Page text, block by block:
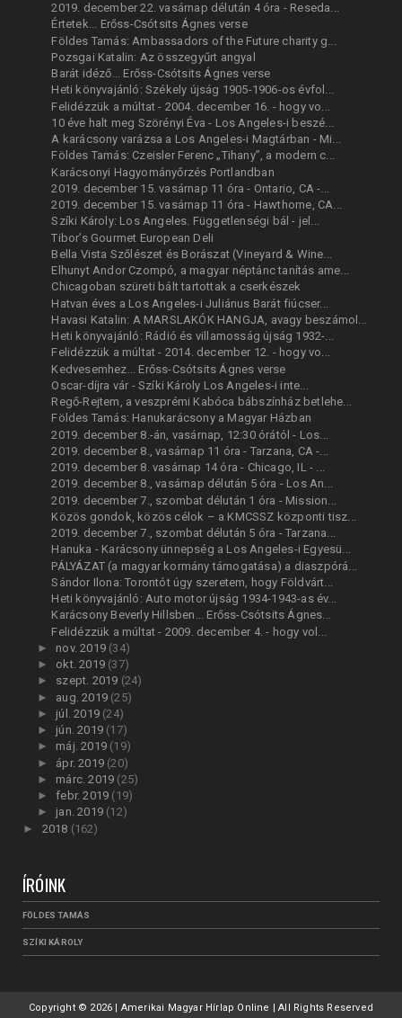
2019. december 22. vasárnap délután 4 óra - Reseda...
Értetek... Erőss-Csótsits Ágnes verse
Földes Tamás: Ambassadors of the Future charity g...
Pozsgai Katalin: Az összegyűrt angyal
Barát idéző... Erőss-Csótsits Ágnes verse
Heti könyvajánló: Székely újság 1905-1906-os évfol...
Felidézzük a múltat - 2004. december 16. - hogy vo...
10 éve halt meg Szörényi Éva - Los Angeles-i beszé...
A karácsony varázsa a Los Angeles-i Magtárban - Mi...
Földes Tamás: Czeisler Ferenc „Tihany”, a modern c...
Karácsonyi Hagyományőrzés Portlandban
2019. december 15. vasárnap 11 óra - Ontario, CA -...
2019. december 15. vasárnap 11 óra - Hawthorne, CA...
Szíki Károly: Los Angeles. Függetlenségi bál - jel...
Tibor’s Gourmet European Deli
Bella Vista Szőlészet és Borászat (Vineyard & Wine...
Elhunyt Andor Czompó, a magyar néptánc tanítás ame...
Chicagoban szüreti bált tartottak a cserkészek
Hatvan éves a Los Angeles-i Juliánus Barát fiúcser...
Havasi Katalin: A MARSLAKÓK HANGJA, avagy beszámol...
Heti könyvajánló: Rádió és villamosság újság 1932-...
Felidézzük a múltat - 2014. december 12. - hogy vo...
Kedvesemhez... Erőss-Csótsits Ágnes verse
Oscar-díjra vár - Szíki Károly Los Angeles-i inte...
Regő-Rejtem, a veszprémi Kabóca bábszínház betlehe...
Földes Tamás: Hanukarácsony a Magyar Házban
2019. december 8.-án, vasárnap, 12:30 órától - Los...
2019. december 8., vasárnap 11 óra - Tarzana, CA -...
2019. december 8. vasárnap 14 óra - Chicago, IL - ...
2019. december 8., vasárnap délután 5 óra - Los An...
2019. december 7., szombat délután 1 óra - Mission...
Közös gondok, közös célok – a KMCSSZ központi tisz...
2019. december 7., szombat délután 5 óra - Tarzana...
Hanuka - Karácsony ünnepség a Los Angeles-i Egyesü...
PÁLYÁZAT (a magyar kormány támogatása) a diaszpórá...
Sándor Ilona: Torontót úgy szeretem, hogy Földvárt...
Heti könyvajánló: Auto motor újság 1934-1943-as év...
Karácsony Beverly Hillsben... Erőss-Csótsits Ágnes...
Felidézzük a múltat - 2009. december 4. - hogy vol...
► nov. 2019 (34)
► okt. 2019 (37)
► szept. 2019 (24)
► aug. 2019 (25)
► júl. 2019 (24)
► jún. 2019 (17)
► máj. 2019 (19)
► ápr. 2019 (20)
► márc. 2019 (25)
►febr. 2019 (19)
► jan. 2019 (12)
► 2018 (162)
ÍRÓINK
FÖLDES TAMÁS
SZÍKI KÁROLY
Copyright © 2026 | Amerikai Magyar Hírlap Online | All Rights Reserved